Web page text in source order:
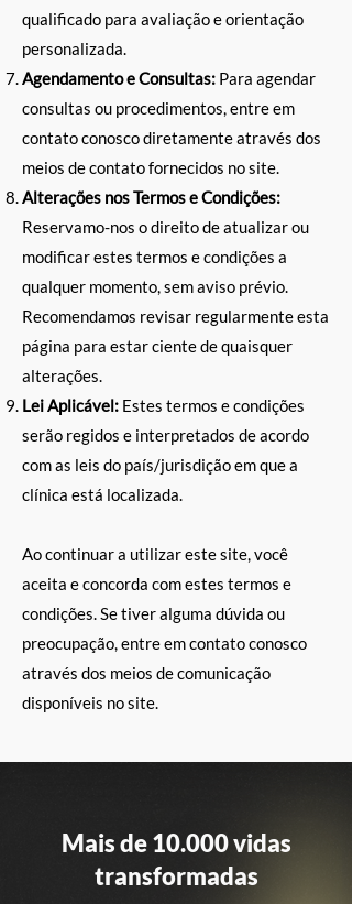
qualificado para avaliação e orientação
personalizada.
Agendamento e Consultas: Para agendar
consultas ou procedimentos, entre em
contato conosco diretamente através dos
meios de contato fornecidos no site.
Alterações nos Termos e Condições:
Reservamo-nos o direito de atualizar ou
modificar estes termos e condições a
qualquer momento, sem aviso prévio.
Recomendamos revisar regularmente esta
página para estar ciente de quaisquer
alterações.
Lei Aplicável: Estes termos e condições
serão regidos e interpretados de acordo
com as leis do país/jurisdição em que a
clínica está localizada.
Ao continuar a utilizareste site, você
aceita e concorda com estes termos e
condições. Se tiver alguma dúvida ou
preocupação, entre em contato conosco
através dos meios de comunicação
disponíveis no site.
Mais de 10.000 vidas
transformadas